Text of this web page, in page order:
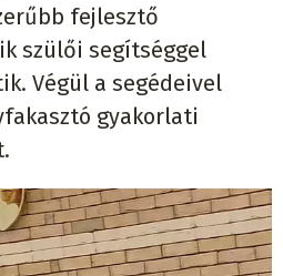
fejlesztő
szülői segítséggel
Végül a segédeivel
gyakorlati